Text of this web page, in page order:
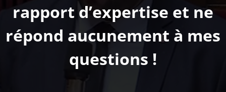
rapport d’expertise et ne
répond aucunement à mes
questions !